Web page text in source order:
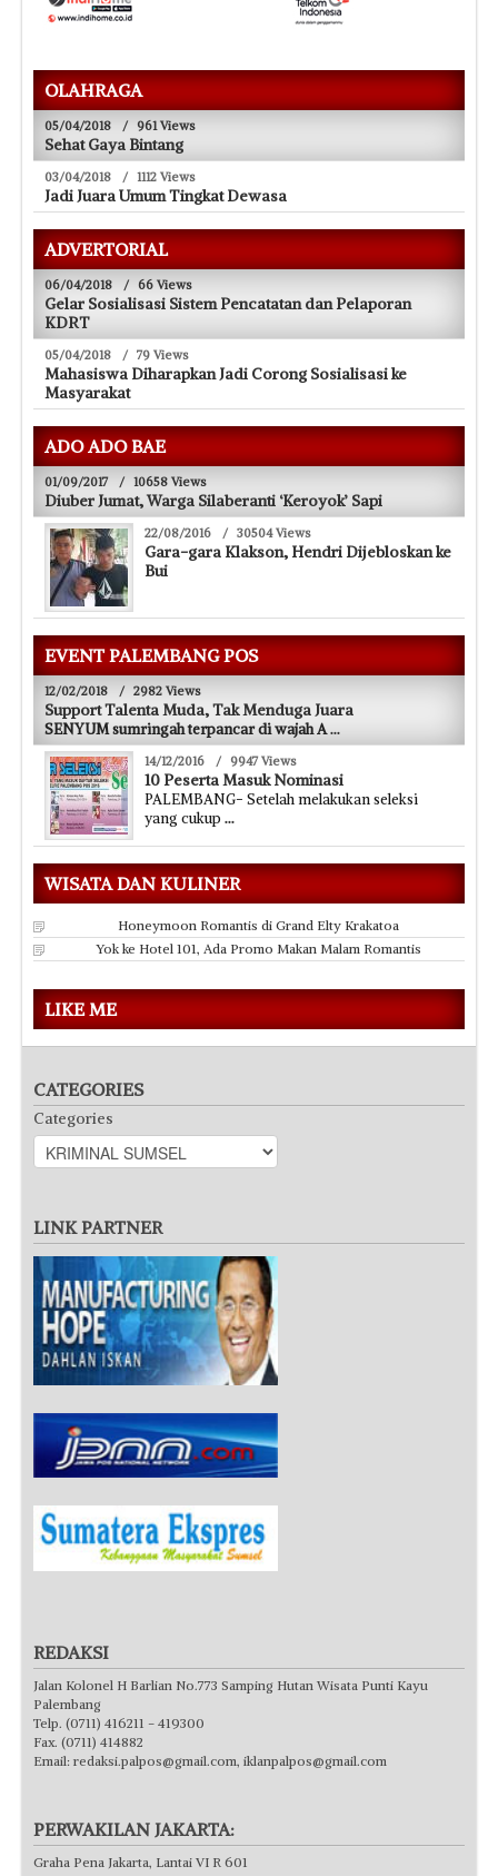
OLAHRAGA
05/04/2018 / 961 Views
Sehat Gaya Bintang
03/04/2018 / 1112 Views
Jadi Juara Umum Tingkat Dewasa
ADVERTORIAL
06/04/2018 / 66 Views
Gelar Sosialisasi Sistem Pencatatan dan Pelaporan
KDRT
05/04/2018 / 79 Views
Mahasiswa Diharapkan Jadi Corong Sosialisasi ke
Masyarakat
ADO ADO BAE
01/09/2017 / 10658 Views
Diuber Jumat, Warga Silaberanti ‘Keroyok’ Sapi
22/08/2016 / 30504 Views
Gara-gara Klakson, Hendri Dijebloskan ke
Bui
EVENT PALEMBANG POS
12/02/2018 / 2982 Views
Support Talenta Muda, Tak Menduga Juara
SENYUM sumringah terpancar di wajah A...
14/12/2016 / 9947 Views
10 Peserta Masuk Nominasi
PALEMBANG- Setelah melakukan seleksi
yang cukup ...
WISATA DAN KULINER
Honeymoon Romantis di Grand Elty Krakatoa
Yok ke Hotel 101, Ada Promo Makan Malam Romantis
LIKE ME
CATEGORIES
Categories
LINK PARTNER
REDAKSI
Jalan Kolonel H Barlian No.773 Samping Hutan Wisata Punti Kayu
Palembang
Telp. (0711) 416211 - 419300
Fax. (0711) 414882
Email: redaksi.palpos@gmail.com, iklanpalpos@gmail.com
PERWAKILAN JAKARTA:
Graha Pena Jakarta, Lantai VI R 601